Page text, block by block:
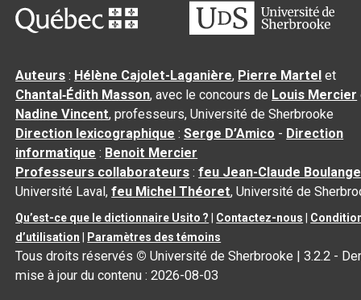
Auteurs : Hélène Cajolet-Laganière, Pierre Martel et
Chantal‑Édith Masson, avec le concours de Louis Mercier
Nadine Vincent, professeurs, Université de Sherbrooke
Direction lexicographique :Serge D’Amico - Direction
informatique : Benoit Mercier
Professeurs collaborateurs :feu Jean-Claude
Université Laval,feu Michel Théoret, Université de
Qu’est-ce que le dictionnaire Usito ? Contactez-nous
d’utilisation
Paramètres des témoins
Tous droits réservés © Université de Sherbrooke |3.2.2 -
mise à jour du contenu :2026-08-03